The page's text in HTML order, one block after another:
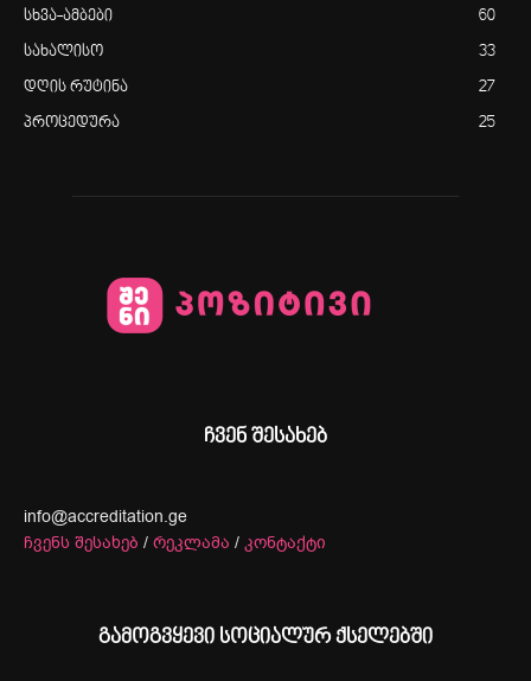
სხვა-ამბები 60
სახალისო 33
დღის რუტინა 27
პროცედურა 25
ჩვენ შესახებ
info@accreditation.ge
ჩვენს შესახებ / რეკლამა / კონტაქტი
გამოგვყევი სოციალურ ქსელებში